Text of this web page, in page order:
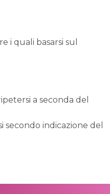
i quali basarsi sul
a seconda del
secondo indicazione del